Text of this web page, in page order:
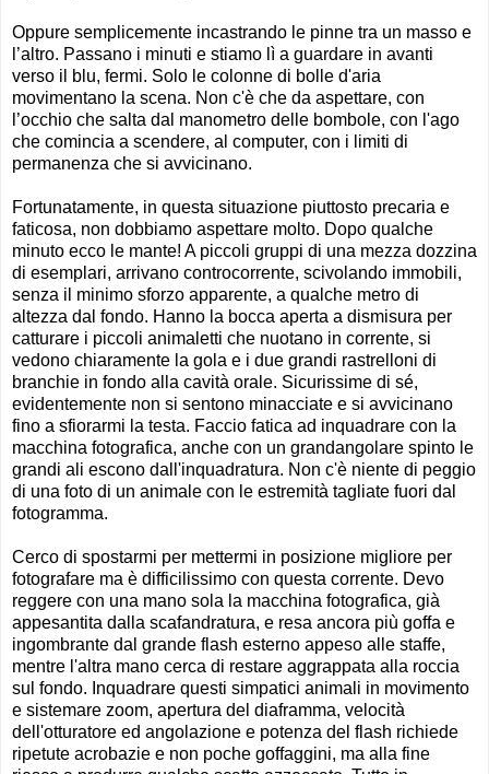
Oppure semplicemente incastrando le pinne tra un masso e
l’altro. Passano i minuti e stiamo lì a guardare in avanti
verso il blu, fermi. Solo le colonne di bolle d'aria
movimentano la scena. Non c'è che da aspettare, con
l’occhio che salta dal manometro delle bombole, con l'ago
che comincia a scendere, al computer, con i limiti di
permanenza che si avvicinano.
Fortunatamente, in questa situazione piuttosto precaria e
faticosa, non dobbiamo aspettare molto. Dopo qualche
minuto ecco le mante! A piccoli gruppi di una mezza dozzina
di esemplari, arrivano controcorrente, scivolando immobili,
senza il minimo sforzo apparente, a qualche metro di
altezza dal fondo. Hanno la bocca aperta a dismisura per
catturare i piccoli animaletti che nuotano in corrente, si
vedono chiaramente la gola e i due grandi rastrelloni di
branchie in fondo alla cavità orale. Sicurissime di sé,
evidentemente non si sentono minacciate e si avvicinano
fino a sfiorarmi la testa. Faccio fatica ad inquadrare con la
macchina fotografica, anche con un grandangolare spinto le
grandi ali escono dall'inquadratura. Non c'è niente di peggio
di una foto di un animale con le estremità tagliate fuori dal
fotogramma.
Cerco di spostarmi per mettermi in posizione migliore per
fotografare ma è difficilissimo con questa corrente. Devo
reggere con una mano sola la macchina fotografica, già
appesantita dalla scafandratura, e resa ancora più goffa e
ingombrante dal grande flash esterno appeso alle staffe,
mentre l'altra mano cerca di restare aggrappata alla roccia
sul fondo. Inquadrare questi simpatici animali in movimento
e sistemare zoom, apertura del diaframma, velocità
dell'otturatore ed angolazione e potenza del flash richiede
ripetute acrobazie e non poche goffaggini, ma alla fine